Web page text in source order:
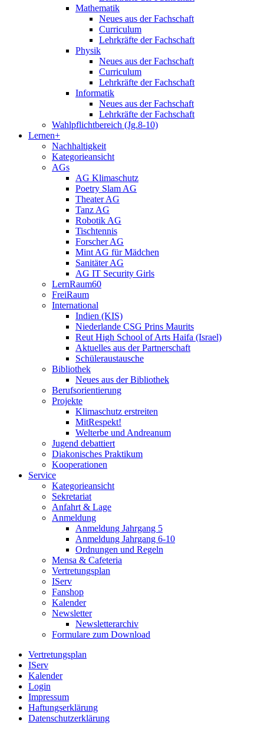
Mathematik
Neues aus der Fachschaft
Curriculum
Lehrkräfte der Fachschaft
Physik
Neues aus der Fachschaft
Curriculum
Lehrkräfte der Fachschaft
Informatik
Neues aus der Fachschaft
Lehrkräfte der Fachschaft
Wahlpflichtbereich (Jg.8-10)
Lernen+
Nachhaltigkeit
Kategorieansicht
AGs
AG Klimaschutz
Poetry Slam AG
Theater AG
Tanz AG
Robotik AG
Tischtennis
Forscher AG
Mint AG für Mädchen
Sanitäter AG
AG IT Security Girls
LernRaum60
FreiRaum
International
Indien (KIS)
Niederlande CSG Prins Maurits
Reut High School of Arts Haifa (Israel)
Aktuelles aus der Partnerschaft
Schüleraustausche
Bibliothek
Neues aus der Bibliothek
Berufsorientierung
Projekte
Klimaschutz erstreiten
MitRespekt!
Welterbe und Andreanum
Jugend debattiert
Diakonisches Praktikum
Kooperationen
Service
Kategorieansicht
Sekretariat
Anfahrt & Lage
Anmeldung
Anmeldung Jahrgang 5
Anmeldung Jahrgang 6-10
Ordnungen und Regeln
Mensa & Cafeteria
Vertretungsplan
IServ
Fanshop
Kalender
Newsletter
Newsletterarchiv
Formulare zum Download
Vertretungsplan
IServ
Kalender
Login
Impressum
Haftungserklärung
Datenschutzerklärung